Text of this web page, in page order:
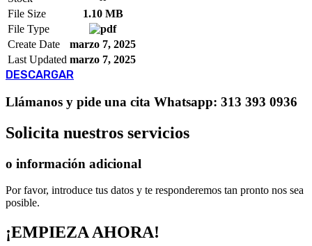
File Size
1.10 MB
File Type
Create Date
marzo 7, 2025
Last Updated marzo 7, 2025
DESCARGAR
Llámanos y pide una cita Whatsapp: 313 393 0936
Solicita nuestros servicios
o información adicional
Por favor, introduce tus datos y te responderemos tan pronto nos sea
posible.
¡EMPIEZA AHORA!